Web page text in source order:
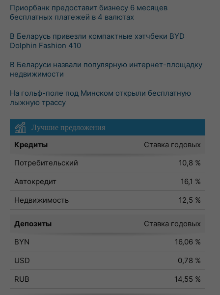
Приорбанк предоставит бизнесу 6 месяцев
бесплатных платежей в 4 валютах
В Беларусь привезли компактные хэтчбеки BYD
Dolphin Fashion 410
В Беларуси назвали популярную интернет-площадку
недвижимости
На гольф-поле под Минском открыли бесплатную
лыжную трассу
Лучшие предложения
Кредиты
Ставка годовых
Потребительский
10,8 %
Автокредит
16,1 %
Недвижимость
12,5 %
Депозиты
Ставка годовых
BYN
16,06 %
USD
0,78 %
RUB
14,55 %